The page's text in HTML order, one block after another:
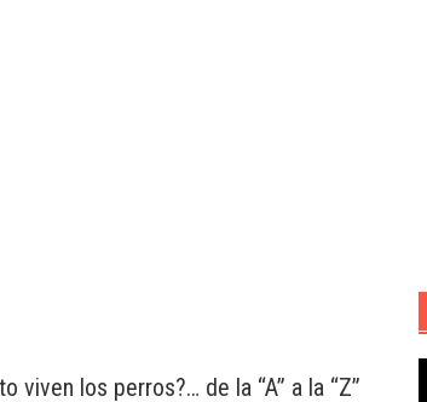
viven los perros?… de la “A” a la “Z”